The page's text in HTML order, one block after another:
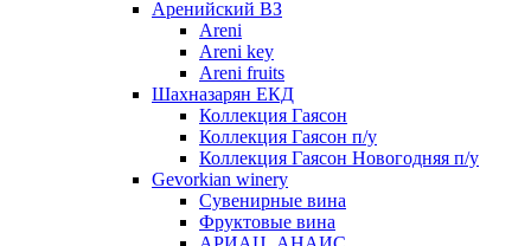
Аренийский ВЗ
Areni
Areni key
Areni fruits
Шахназарян ЕКД
Коллекция Гаясон
Коллекция Гаясон п/у
Коллекция Гаясон Новогодняя п/у
Gevorkian winery
Сувенирные вина
Фруктовые вина